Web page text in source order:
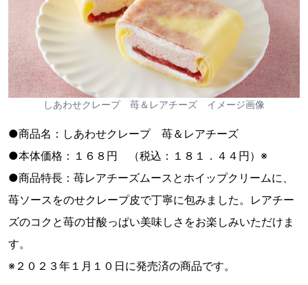
しあわせクレープ 苺＆レアチーズ イメージ画像
●商品名：しあわせクレープ 苺＆レアチーズ
●本体価格：１６８円 （税込：１８１．４４円）※
●商品特長：苺レアチーズムースとホイップクリームに、
苺ソースをのせクレープ皮で丁寧に包みました。レアチー
ズのコクと苺の甘酸っぱい美味しさをお楽しみいただけま
す。
※２０２３年１月１０日に発売済の商品です。